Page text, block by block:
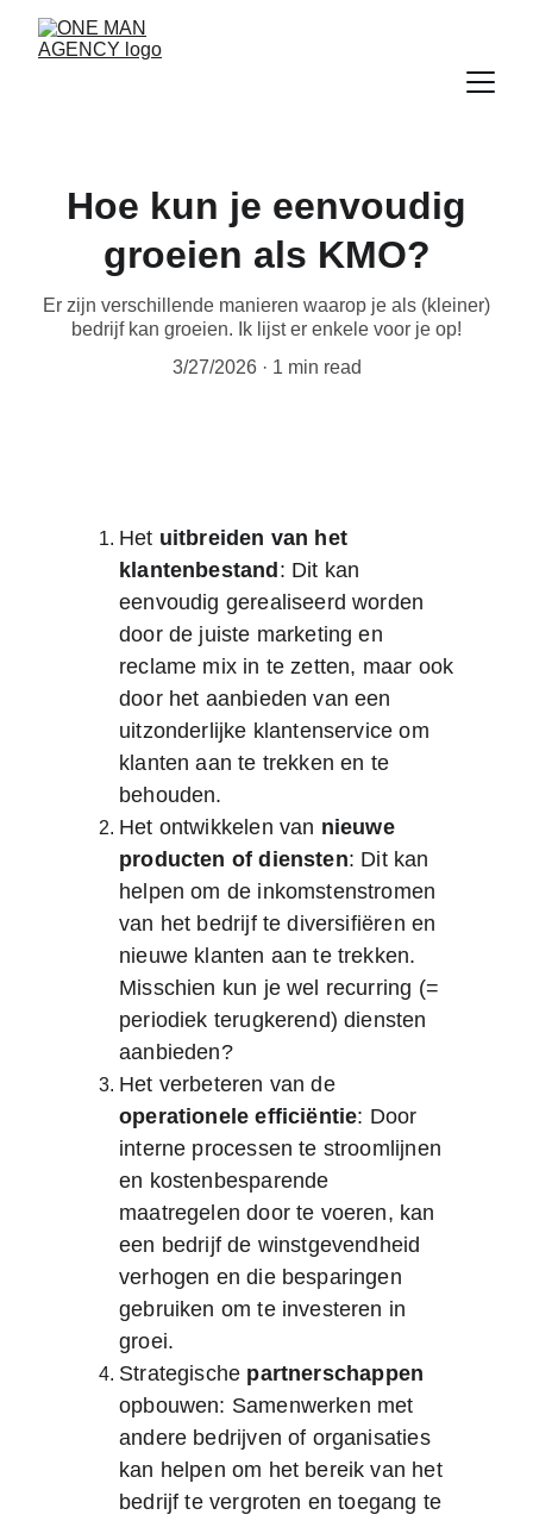
Hoe kun je eenvoudig
groeien als KMO?
Er zijn verschillende manieren waarop je als (kleiner)
bedrijf kan groeien. Ik lijst er enkele voor je op!
3/27/2026
1 min read
Het uitbreiden van het
klantenbestand : Dit kan
eenvoudig gerealiseerd worden
door de juiste marketing en
reclame mix in te zetten, maar ook
door het aanbieden van een
uitzonderlijke klantenservice om
klanten aan te trekken en te
behouden.
Het ontwikkelen van nieuwe
producten of diensten: Dit kan
helpen om de inkomstenstromen
van het bedrijf te diversifiëren en
nieuwe klanten aan te trekken.
Misschien kun je wel recurring (=
periodiek terugkerend) diensten
aanbieden?
Het verbeteren van de
operationele efficiëntie: Door
interne processen te stroomlijnen
en kostenbesparende
maatregelen door te voeren, kan
een bedrijf de winstgevendheid
verhogen en die besparingen
gebruiken om te investeren in
groei.
Strategische partnerschappen
opbouwen: Samenwerken met
andere bedrijven of organisaties
kan helpen om het bereik van het
bedrijf te vergroten en toegang te